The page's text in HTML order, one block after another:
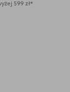
599 zł*